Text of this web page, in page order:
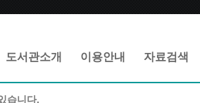
도서관소개 이용안내 자료검색